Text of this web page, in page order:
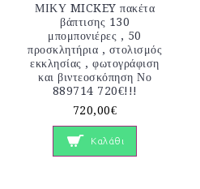
ΜΙΚΥ MICKEY πακέτα
βάπτισης 130
μπομπονιέρες , 50
προσκλητήρια , στολισμός
εκκλησίας , φωτογράφιση
και βιντεοσκόπηση Νο
889714 720€!!!
720,00€
Καλάθι